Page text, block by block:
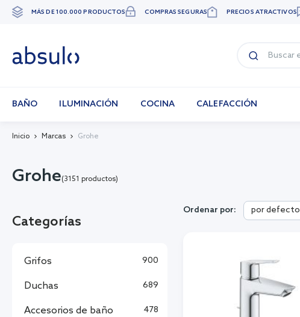
Ir
MÁS DE 100.000 PRODUCTOS COMPRAS SEGURAS PRECIOS ATRACTIVOS
BAÑO ILUMINACIÓN COCINA CALEFACCIÓN
Inicio Marcas Grohe
Grohe(3151 productos)
Ordenar por: por defecto
Categorías
Grifos 900
Duchas 689
Accesorios de baño 478